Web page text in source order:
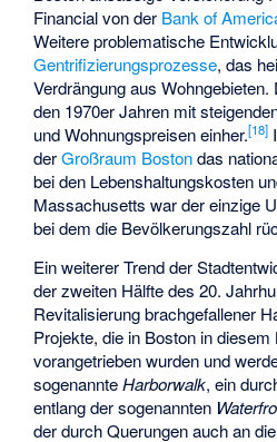
Financialvon der Bank of
Weitere problematische
Gentrifizierungsprozesse, das
Verdrängung aus Wohngebieten.
den 1970er Jahren mit
und Wohnungspreisen einher.[18]
derGroßraum Bostondas
bei den Lebenshaltungskosten
Massachusetts war der einzige
bei dem die Bevölkerungszahl
Ein weiterer Trend der
der zweiten Hälfte des 20.
Revitalisierung brachgefallener
Projekte, die in Boston in diesem
vorangetrieben wurden und
sogenannteHarborwalk, ein
entlang der sogenannten
der durch Querungen auch an